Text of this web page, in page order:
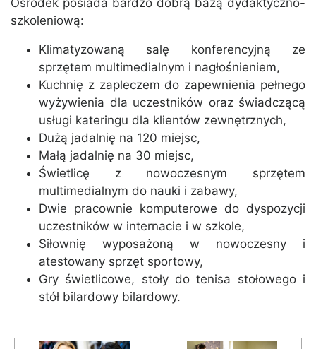
Ośrodek posiada bardzo dobrą bazą dydaktyczno-
szkoleniową:
Klimatyzowaną salę konferencyjną ze
sprzętem multimedialnym i nagłośnieniem,
Kuchnię z zapleczem do zapewnienia pełnego
wyżywienia dla uczestników oraz świadczącą
usługi kateringu dla klientów zewnętrznych,
Dużą jadalnię na 120 miejsc,
Małą jadalnię na 30 miejsc,
Świetlicę z nowoczesnym sprzętem
multimedialnym do nauki i zabawy,
Dwie pracownie komputerowe do dyspozycji
uczestników w internacie i w szkole,
Siłownię wyposażoną w nowoczesny i
atestowany sprzęt sportowy,
Gry świetlicowe, stoły do tenisa stołowego i
stół bilardowy bilardowy.